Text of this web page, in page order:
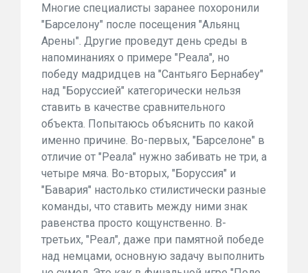
Многие специалисты заранее похоронили
"Барселону" после посещения "Альянц
Арены". Другие проведут день среды в
напоминаниях о примере "Реала", но
победу мадридцев на "Сантьяго Бернабеу"
над "Боруссией" категорически нельзя
ставить в качестве сравнительного
объекта. Попытаюсь объяснить по какой
именно причине. Во-первых, "Барселоне" в
отличие от "Реала" нужно забивать не три, а
четыре мяча. Во-вторых, "Боруссия" и
"Бавария" настолько стилистически разные
команды, что ставить между ними знак
равенства просто кощунственно. В-
третьих, "Реал", даже при памятной победе
над немцами, основную задачу выполнить